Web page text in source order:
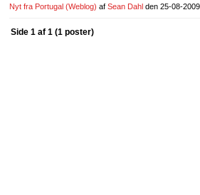
Nyt fra Portugal (Weblog) af Sean Dahl den 25-08-2009
Side 1 af 1 (1 poster)